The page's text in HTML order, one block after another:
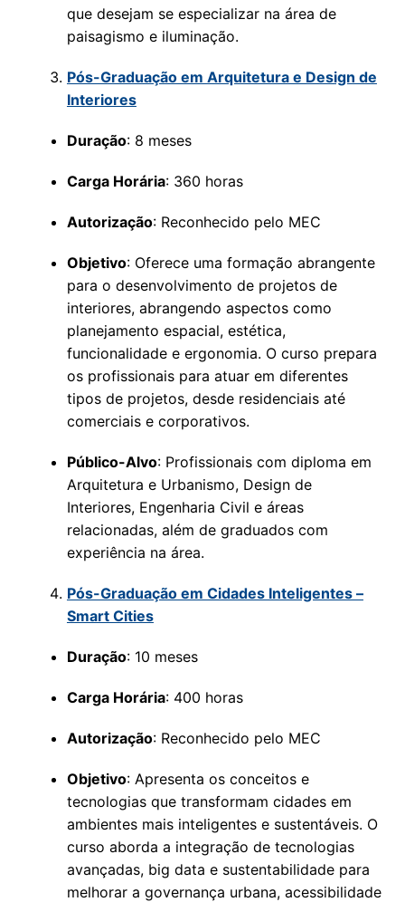
que desejam se especializar na área de
paisagismo e iluminação.
Pós-Graduação em Arquitetura e Design de
Interiores
Duração: 8 meses
Carga Horária: 360 horas
Autorização: Reconhecido pelo MEC
Objetivo: Oferece uma formação abrangente
para o desenvolvimento de projetos de
interiores, abrangendo aspectos como
planejamento espacial, estética,
funcionalidade e ergonomia. O curso prepara
os profissionais para atuar em diferentes
tipos de projetos, desde residenciais até
comerciais e corporativos.
Público-Alvo: Profissionais com diploma em
Arquitetura e Urbanismo, Design de
Interiores, Engenharia Civil e áreas
relacionadas, além de graduados com
experiência na área.
Pós-Graduação em Cidades Inteligentes –
Smart Cities
Duração: 10 meses
Carga Horária: 400 horas
Autorização: Reconhecido pelo MEC
Objetivo: Apresenta os conceitos e
tecnologias que transformam cidades em
ambientes mais inteligentes e sustentáveis. O
curso aborda a integração de tecnologias
avançadas, big data e sustentabilidade para
melhorar a governança urbana, acessibilidade